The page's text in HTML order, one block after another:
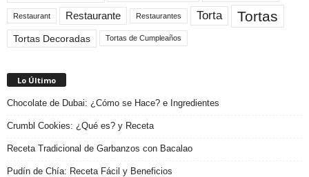
Restaurant Restaurante Restaurantes Torta Tortas
Tortas Decoradas Tortas de Cumpleaños
Lo Último
Chocolate de Dubai: ¿Cómo se Hace? e Ingredientes
Crumbl Cookies: ¿Qué es? y Receta
Receta Tradicional de Garbanzos con Bacalao
Pudín de Chía: Receta Fácil y Beneficios